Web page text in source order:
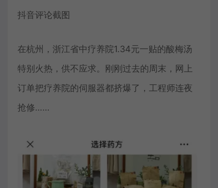
抖音评论截图
在杭州，浙江省中疗养院1.34元一贴的酸梅汤
特别火热，供不应求。刚刚过去的周末，网上
订单把疗养院的伺服器都挤爆了，工程师连夜
抢修……